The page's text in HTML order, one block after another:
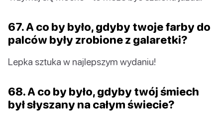
67. A co by było, gdyby twoje farby do
palców były zrobione z galaretki?
Lepka sztuka w najlepszym wydaniu!
68. A co by było, gdyby twój śmiech
był słyszany na całym świecie?